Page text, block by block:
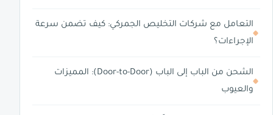
التعامل مع شركات التخليص الجمركي: كيف تضمن سرعة
الإجراءات؟
الشحن من الباب إلى الباب (Door-to-Door): المميزات
والعيوب